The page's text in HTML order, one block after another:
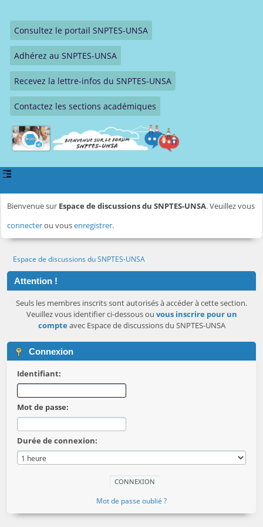
Consultez le portail SNPTES-UNSA
Adhérez au SNPTES-UNSA
Recevez la lettre-infos du SNPTES-UNSA
Contactez les sections académiques
Bienvenue sur Espace de discussions du SNPTES-UNSA. Veuillez vous
connecterou vousenregistrer.
Espace de discussions du SNPTES-UNSA
Attention !
Seuls les membres inscrits sont autorisés à accéder à cette section.
Veuillez vous identifier ci-dessous ou vous inscrire pour un
compteavec Espace de discussions du SNPTES-UNSA
Connexion
Identifiant:
Mot de passe:
Durée de connexion:
Mot de passe oublié ?